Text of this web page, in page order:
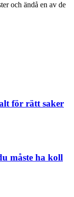
och ändå en av de
för rätt saker
måste ha koll